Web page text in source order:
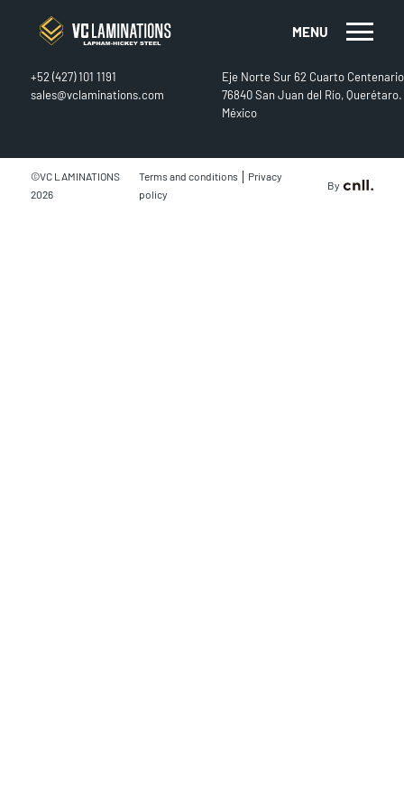
MENU
CONTACT
+52 (427) 101 1191
sales@vclaminations.com
Eje Norte Sur 62 Cuarto Centenario
76840 San Juan del Río, Querétaro.
México
©VC LAMINATIONS
2026
Terms and conditions | Privacy
policy
By